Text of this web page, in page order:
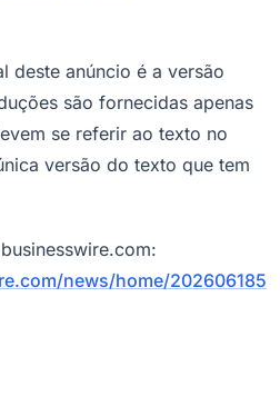
deste anúncio é a versão
são fornecidas apenas
se referir ao texto no
versão do texto que tem
news/home/202606185